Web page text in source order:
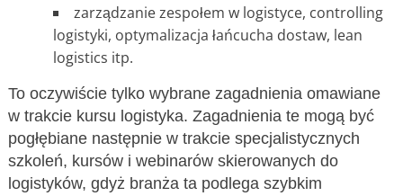
zarządzanie zespołem w logistyce, controlling
logistyki, optymalizacja łańcucha dostaw, lean
logistics itp.
To oczywiście tylko wybrane zagadnienia omawiane
w trakcie kursu logistyka. Zagadnienia te mogą być
pogłębiane następnie w trakcie specjalistycznych
szkoleń, kursów i webinarów skierowanych do
logistyków, gdyż branża ta podlega szybkim